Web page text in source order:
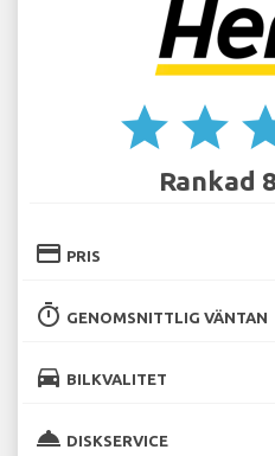
star star
Rankad
credit_card PRIS
timer GENOMSNITTLIG VÄNTAN
directions_car BILKVALITET
room_service DISKSERVICE